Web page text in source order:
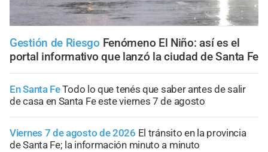
Gestión de Riesgo Fenómeno El Niño: así es el
portal informativo que lanzó la ciudad de Santa Fe
En Santa FeTodo lo que tenés que saber antes de salir
de casa en Santa Fe este viernes 7 de agosto
Viernes 7 de agosto de 2026 El tránsito en la provincia
de Santa Fe; la información minuto a minuto